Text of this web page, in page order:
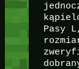
Pasy